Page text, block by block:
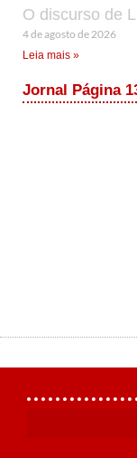
O discurso de
4 de agosto de 2026
Leia mais »
Jornal Página